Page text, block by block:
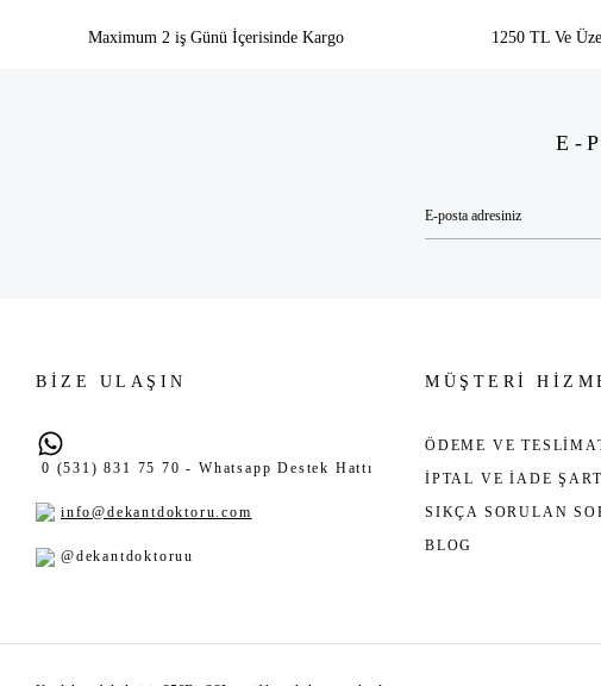
Maximum 2 iş Günü İçerisinde Kargo 1250 TL Ve
E-
BİZE ULAŞIN
0 (531) 831 75 70 - Whatsapp Destek Hattı
info@dekantdoktoru.com
@dekantdoktoruu
MÜŞTERİ
ÖDEME VE
İPTAL VE İADE
SIKÇA SORULAN
BLOG